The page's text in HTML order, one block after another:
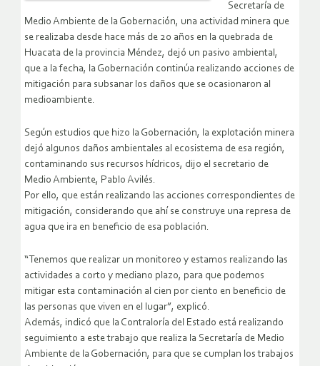
Secretaría de
Medio Ambiente de la Gobernación, una actividad minera que
se realizaba desde hace más de 20 años en la quebrada de
Huacata de la provincia Méndez, dejó un pasivo ambiental,
que a la fecha, la Gobernación continúa realizando acciones de
mitigación para subsanar los daños que se ocasionaron al
medioambiente.
Según estudios que hizo la Gobernación, la explotación minera
dejó algunos daños ambientales al ecosistema de esa región,
contaminando sus recursos hídricos, dijo el secretario de
Medio Ambiente, Pablo Avilés.
Por ello, que están realizando las acciones correspondientes de
mitigación, considerando que ahí se construye una represa de
agua que ira en beneficio de esa población.
“Tenemos que realizar un monitoreo y estamos realizando las
actividades a corto y mediano plazo, para que podemos
mitigar esta contaminación al cien por ciento en beneficio de
las personas que viven en el lugar”, explicó.
Además, indicó que la Contraloría del Estado está realizando
seguimiento a este trabajo que realiza la Secretaría de Medio
Ambiente de la Gobernación, para que se cumplan los trabajos